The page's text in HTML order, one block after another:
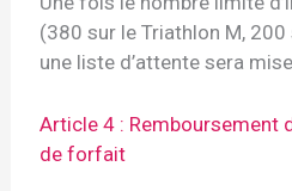
(380 sur le Triathlon M, 200
une liste d’attente sera
Article 4 : Remboursement
de forfait